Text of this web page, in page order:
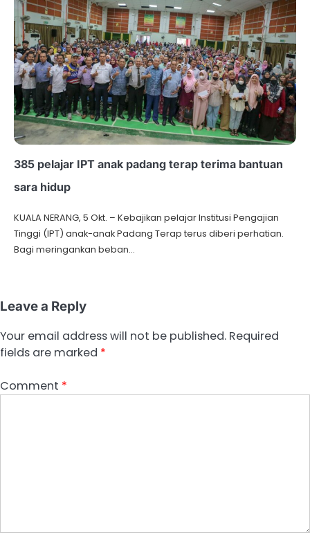
385 pelajar IPT anak padang terap terima bantuan
sara hidup
KUALA NERANG, 5 Okt. – Kebajikan pelajar Institusi Pengajian
Tinggi (IPT) anak-anak Padang Terap terus diberi perhatian.
Bagi meringankan beban…
Leave a Reply
Your email address will not be published. Required
fields are marked *
Comment *